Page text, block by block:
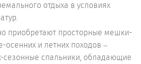
отдыха в условиях
приобретают просторные мешки-
осенних и летних походов –
сезонные спальники, обладающие